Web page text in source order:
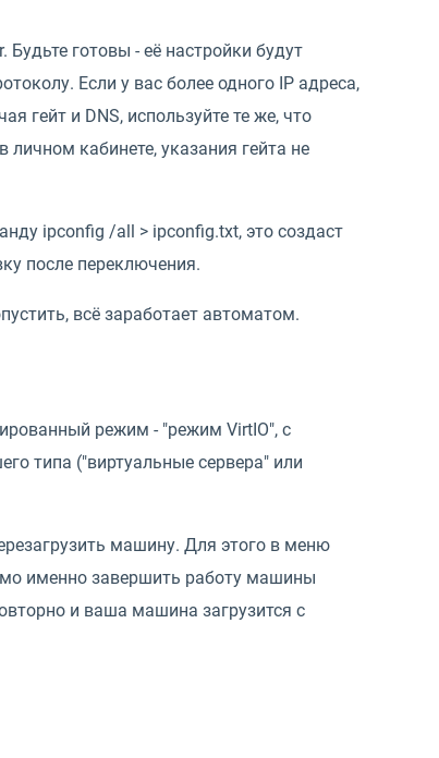
Будьте готовы - её настройки будут
Если у вас более одного IP адреса,
гейт и DNS, используйте те же, что
кабинете, указания гейта не
ipconfig /all > ipconfig.txt, это создаст
после переключения.
всё заработает автоматом.
режим - "режим VirtIO", с
типа ("виртуальные сервера" или
машину. Для этого в меню
именно завершить работу машины
и ваша машина загрузится с